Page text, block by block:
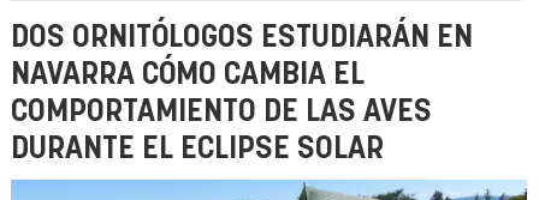
DOS ORNITÓLOGOS ESTUDIARÁN EN
NAVARRA CÓMO CAMBIA EL
COMPORTAMIENTO DE LAS AVES
DURANTE EL ECLIPSE SOLAR